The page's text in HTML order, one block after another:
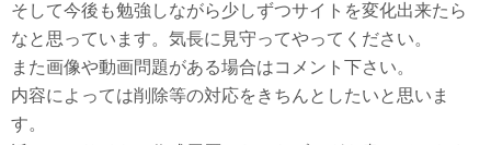
そして今後も勉強しながら少しずつサイトを変化出来たら
なと思っています。気長に見守ってやってください。
また画像や動画問題がある場合はコメント下さい。
内容によっては削除等の対応をきちんとしたいと思いま
す。